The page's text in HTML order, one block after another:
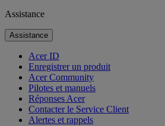
Assistance
Assistance
Acer ID
Enregistrer un produit
Acer Community
Pilotes et manuels
Réponses Acer
Contacter le Service Client
Alertes et rappels